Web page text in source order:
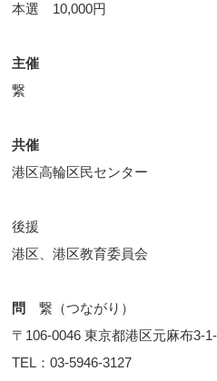
本選 10,000円
主催
繋
共催
港区高輪区民センター
後援
港区、港区教育委員会
問繋（つながり）
〒106-0046 東京都港区元麻布
TEL：03-5946-3127